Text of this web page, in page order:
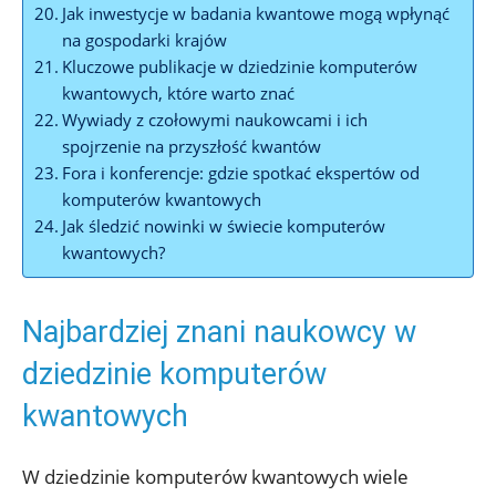
Jak inwestycje w badania kwantowe mogą wpłynąć
na gospodarki krajów
Kluczowe publikacje w dziedzinie komputerów
kwantowych, które warto znać
Wywiady z czołowymi naukowcami i ich
spojrzenie na przyszłość kwantów
Fora i konferencje: gdzie spotkać ekspertów od
komputerów kwantowych
Jak śledzić nowinki w świecie komputerów
kwantowych?
Najbardziej znani naukowcy w
dziedzinie komputerów
kwantowych
W dziedzinie komputerów kwantowych wiele